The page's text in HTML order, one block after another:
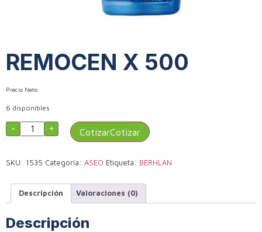
REMOCEN X 500
Precio Neto
6 disponibles
- + Cotizar
SKU: 1535 Categoría: ASEO Etiqueta: BERHLAN
Descripción Valoraciones (0)
Descripción